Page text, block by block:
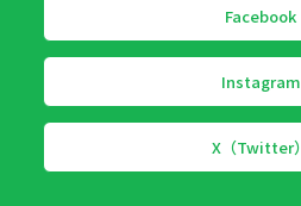
Facebook
Instagram
X（Twitter）